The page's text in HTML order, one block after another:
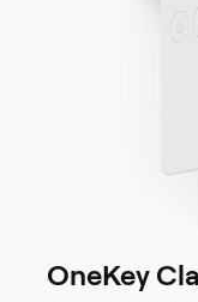
OneKey